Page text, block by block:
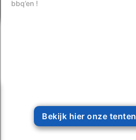
bbq’en !
Bekijk hier onze tenten